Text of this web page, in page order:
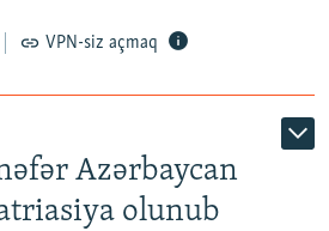
VPN-siz açmaq
Azərbaycan
olunub